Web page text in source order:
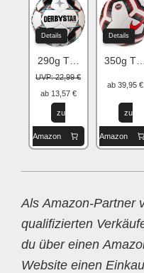
Details
290g Trainingsball
UVP: 22,99 €
ab 13,57 €
zu
Amazon
Details
350g
ab 39,95 €
zu
Amazon
Als Amazon-Partner
qualifizierten
du über einen
Website einen